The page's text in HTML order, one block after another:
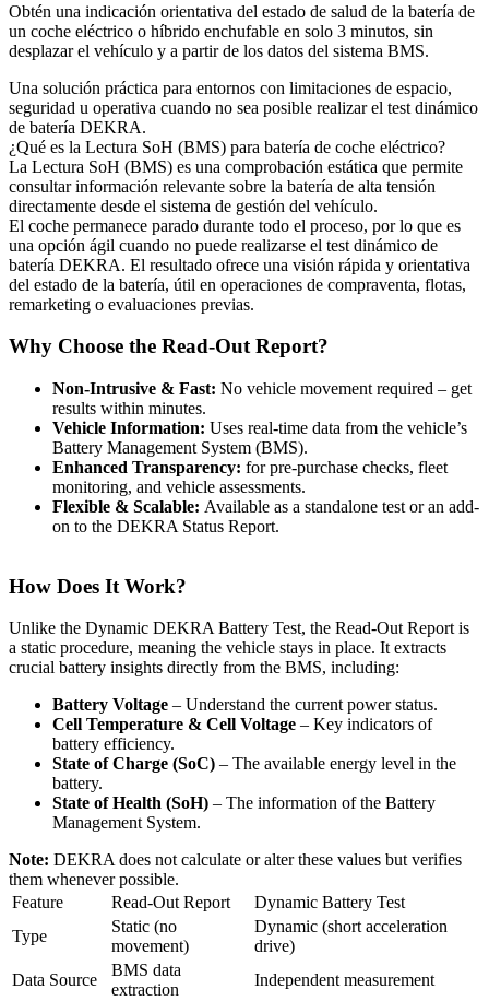
Obtén una indicación orientativa del estado de salud de la batería de
un coche eléctrico o híbrido enchufable en solo 3 minutos, sin
desplazar el vehículo y a partir de los datos del sistema BMS.
Una solución práctica para entornos con limitaciones de espacio,
seguridad u operativa cuando no sea posible realizar el test dinámico
de batería DEKRA.
¿Qué es la Lectura SoH (BMS) para batería de coche eléctrico?
La Lectura SoH (BMS) es una comprobación estática que permite
consultar información relevante sobre la batería de alta tensión
directamente desde el sistema de gestión del vehículo.
El coche permanece parado durante todo el proceso, por lo que es
una opción ágil cuando no puede realizarse el test dinámico de
batería DEKRA. El resultado ofrece una visión rápida y orientativa
del estado de la batería, útil en operaciones de compraventa, flotas,
remarketing o evaluaciones previas.
Why Choose the Read-Out Report?
Non-Intrusive & Fast: No vehicle movement required – get
results within minutes.
Vehicle Information: Uses real-time data from the vehicle’s
Battery Management System (BMS).
Enhanced Transparency: for pre-purchase checks, fleet
monitoring, and vehicle assessments.
Flexible & Scalable: Available as a standalone test or an add-
on to the DEKRA Status Report.
How Does It Work?
Unlike the Dynamic DEKRA Battery Test, the Read-Out Report is
a static procedure, meaning the vehicle stays in place. It extracts
crucial battery insights directly from the BMS, including:
Battery Voltage – Understand the current power status.
Cell Temperature & Cell Voltage – Key indicators of
battery efficiency.
State of Charge (SoC) – The available energy level in the
battery.
State of Health (SoH) – The information of the Battery
Management System.
Note: DEKRA does not calculate or alter these values but verifies
them whenever possible.
Feature
Read-Out Report
Dynamic Battery Test
Type
Static (no
movement)
Dynamic (short acceleration
drive)
Data Source
BMS data
extraction
Independent measurement